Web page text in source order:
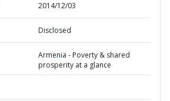
2014/12/03
Disclosed
Armenia - Poverty & shared
prosperity at a glance